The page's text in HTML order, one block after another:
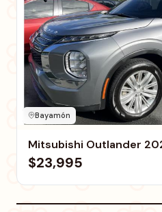
Bayamón
Mitsubishi Outlander
$23,995